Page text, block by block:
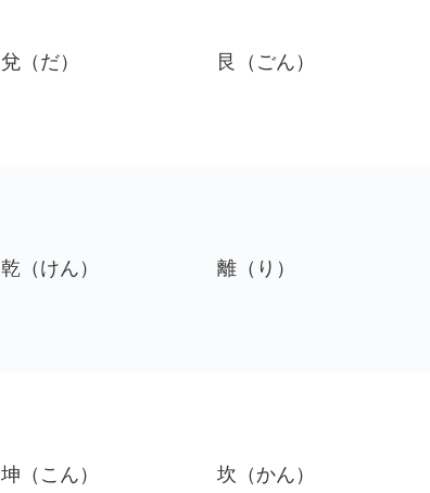
兌（だ） 艮（ごん）
乾（けん） 離（り）
坤（こん） 坎（かん）